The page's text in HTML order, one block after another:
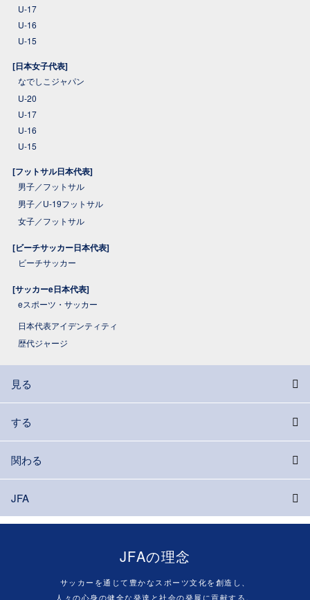
U-17
U-16
U-15
[日本女子代表]
なでしこジャパン
U-20
U-17
U-16
U-15
[フットサル日本代表]
男子／フットサル
男子／U-19フットサル
女子／フットサル
[ビーチサッカー日本代表]
ビーチサッカー
[サッカーe日本代表]
eスポーツ・サッカー
日本代表アイデンティティ
歴代ジャージ
見る
する
関わる
JFA
JFAの理念
サッカーを通じて豊かなスポーツ文化を創造し、
人々の心身の健全な発達と社会の発展に貢献する。